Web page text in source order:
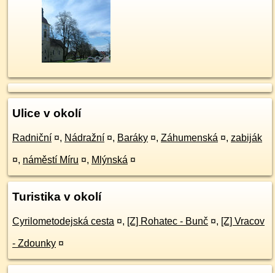
Ulice v okolí
Radniční ¤, Nádražní ¤, Baráky ¤, Záhumenská ¤, zabiják
¤, náměstí Míru ¤, Mlýnská ¤
Turistika v okolí
Cyrilometodejská cesta ¤, [Z] Rohatec - Bunč ¤, [Z] Vracov
- Zdounky ¤